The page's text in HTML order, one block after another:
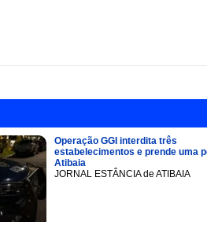
Operação GGI interdita três
estabelecimentos e prende uma
Atibaia
JORNAL ESTÂNCIA de ATIBAIA